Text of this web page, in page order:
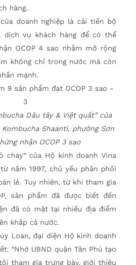
hàng.
doanh nghiệp là cải tiến bộ
dịch vụ khách hàng để có thể
OCOP 4 sao nhằm mở rộng
không chỉ trong nước mà còn
mạnh.
Dâu tây & Việt quất” của
Shaanti, phường Sơn
nhận OCOP 3 sao
chay” của Hộ kinh doanh Vina
năm 1997, chủ yếu phân phối
lẻ. Tuy nhiên, từ khi tham gia
sản phẩm đã được biết đến
đã có mặt tại nhiều địa điểm
khắp cả nước.
Loan, đại diện Hộ kinh doanh
“Nhờ UBND quận Tân Phú tạo
tham gia trưng bày, giới thiệu